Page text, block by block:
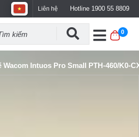
Liên hệ Hotline 1900 55 8809
0
Wacom Intuos Pro Small PTH-460/K0-